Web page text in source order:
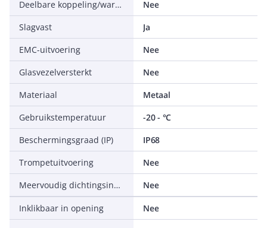
Deelbare koppeling/wartel
Nee
Slagvast
Ja
EMC-uitvoering
Nee
Glasvezelversterkt
Nee
Materiaal
Metaal
Gebruikstemperatuur
-20 - °C
Beschermingsgraad (IP)
IP68
Trompetuitvoering
Nee
Meervoudig dichtingsinzetstuk
Nee
Inklikbaar in opening
Nee